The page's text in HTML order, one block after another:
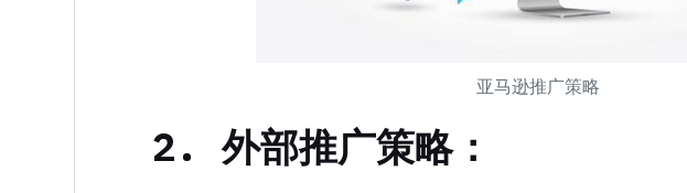
亚马逊推广策略
2. 外部推广策略：